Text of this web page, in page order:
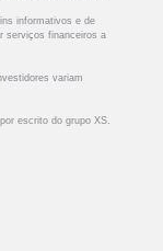
informativos e de
serviços financeiros a
variam
escrito do grupo XS.